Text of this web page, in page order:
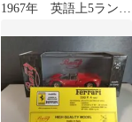
1967年 英語上5ラン